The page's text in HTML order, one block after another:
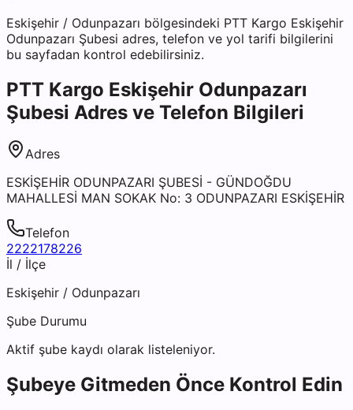
Eskişehir / Odunpazarı bölgesindeki PTT Kargo Eskişehir
Odunpazarı Şubesi adres, telefon ve yol tarifi bilgilerini
bu sayfadan kontrol edebilirsiniz.
PTT Kargo Eskişehir Odunpazarı
Şubesi Adres ve Telefon Bilgileri
Adres
ESKİŞEHİR ODUNPAZARI ŞUBESİ - GÜNDOĞDU
MAHALLESİ MAN SOKAK No: 3 ODUNPAZARI ESKİŞEHİR
Telefon
2222178226
İl / İlçe
Eskişehir / Odunpazarı
Şube Durumu
Aktif şube kaydı olarak listeleniyor.
Şubeye Gitmeden Önce Kontrol Edin